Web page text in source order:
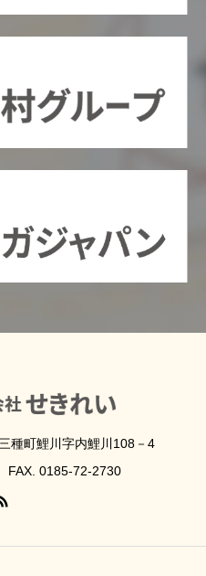
種町鯉川字内鯉川108－4
0185-72-2730